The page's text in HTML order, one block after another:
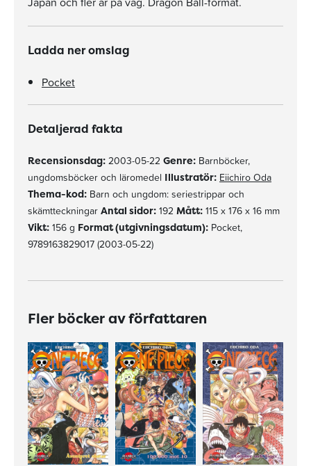
Ladda ner omslag
Pocket
Detaljerad fakta
Recensionsdag: 2003-05-22 Genre: Barnböcker,
ungdomsböcker och läromedel Illustratör: Eiichiro Oda
Thema-kod: Barn och ungdom: seriestrippar och
skämtteckningar Antal sidor: 192 Mått: 115 x 176 x 16 mm
Vikt: 156 g Format (utgivningsdatum): Pocket,
9789163829017 (2003-05-22)
Fler böcker av författaren